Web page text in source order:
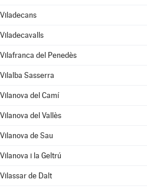
Viladecans
Viladecavalls
Vilafranca del Penedès
Vilalba Sasserra
Vilanova del Camí
Vilanova del Vallès
Vilanova de Sau
Vilanova i la Geltrú
Vilassar de Dalt